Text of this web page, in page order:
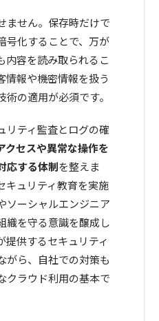
ません。保存時だけで
号化することで、万が
内容を読み取られるこ
情報や機密情報を扱う
の適用が必須です。
リティ監査とログの確
クセスや異常な操作を
応する体制を整えま
キュリティ教育を実施
ソーシャルエンジニア
織を守る意識を醸成し
提供するセキュリティ
がら、自社での対策も
クラウド利用の基本で